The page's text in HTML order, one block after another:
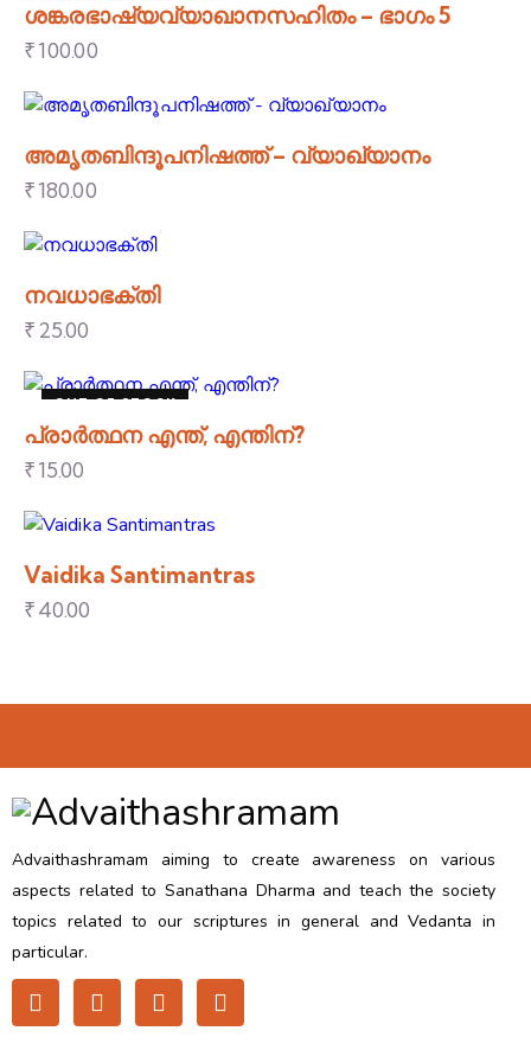
ശങ്കരഭാഷ്യവ്യാഖാനസഹിതം – ഭാഗം 5
₹100.00
അമൃതബിന്ദൂപനിഷത്ത് – വ്യാഖ്യാനം
₹180.00
നവധാഭക്തി
₹ 25.00
OUT OF STOCK
പ്രാർത്ഥന എന്ത്, എന്തിന്?
₹15.00
Vaidika Santimantras
₹40.00
Advaithashramam aiming to create awareness on various
aspects related to Sanathana Dharma and teach the society
topics related to our scriptures in general and Vedanta in
particular.